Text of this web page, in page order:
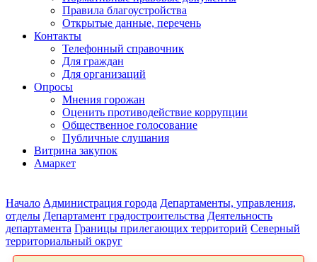
Правила благоустройства
Открытые данные, перечень
Контакты
Телефонный справочник
Для граждан
Для организаций
Опросы
Мнения горожан
Оценить противодействие коррупции
Общественное голосование
Публичные слушания
Витрина закупок
Амаркет
Начало Администрация города Департаменты, управления,
отделы Департамент градостроительства Деятельность
департамента Границы прилегающих территорий Северный
территориальный округ